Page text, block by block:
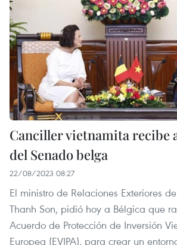
Canciller vietnamita recibe
del Senado belga
22/08/2023 08:27
El ministro de Relaciones Exteriores
Thanh Son, pidió hoy a Bélgica que
Acuerdo de Protección de Inversión
Europea (EVIPA), para crear un